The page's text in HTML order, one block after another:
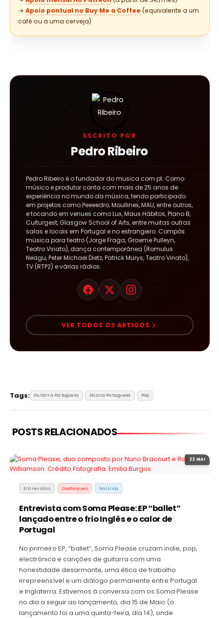
→ Apoio pontual no Buy Me a Coffee (equivalente a um
café ou a uma cerveja)
ESCRITO POR
Pedro Ribeiro
Pedro Ribeiro é o fundador do musica.com.pt. Como
músico e produtor conta com mais de 25 anos de
experiência no mundo da música, tendo participado
em projetos como Peeeedro, Moullinex, MAU, entre outros,
e tocando em venues como Lux, Maus Hábitos, Plano B,
Culturgest, Glasgow School of Arts, entre muitas outras
salas e locais em Portugal e no estrangeiro. Compôs
música para teatro (Jorge Fraga, Graeme Pulleyn,
Teatro Viriato), dança contemporânea (Romulus
Neagu, Peter Michael Dietz, Patrick Murys, Teatro Viriato),
TV (RTP2) e várias rádios.
VER TODOS OS ARTIGOS
Tags: Guitarra Portuguesa Música Portuguesa Pop
POSTS RELACIONADOS
22 MAI
Entrevistas Destaques Noticias
Entrevista com Soma Please: EP “ballet”
lançado entre o frio Inglês e o calor de
Portugal
No primeiro EP, “ballet”, Soma Please cruzam indie, pop,
electrónica e canções de guitarra com uma
honestidade desarmante, uma ética de trabalho
irrepreensível e um diálogo permanente entre Portugal
e Inglaterra. Estivemos à conversa com os Soma Please
no dia a seguir ao lançamento, dia 15 de Maio (o
lançamento foi a uma quinta-feira, dia 14), onde